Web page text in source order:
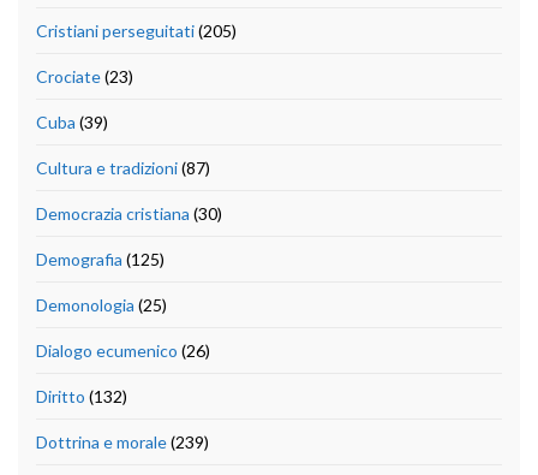
Cristiani perseguitati(205)
Crociate(23)
Cuba (39)
Cultura e tradizioni(87)
Democrazia cristiana (30)
Demografia (125)
Demonologia (25)
Dialogo ecumenico (26)
Diritto (132)
Dottrina e morale(239)